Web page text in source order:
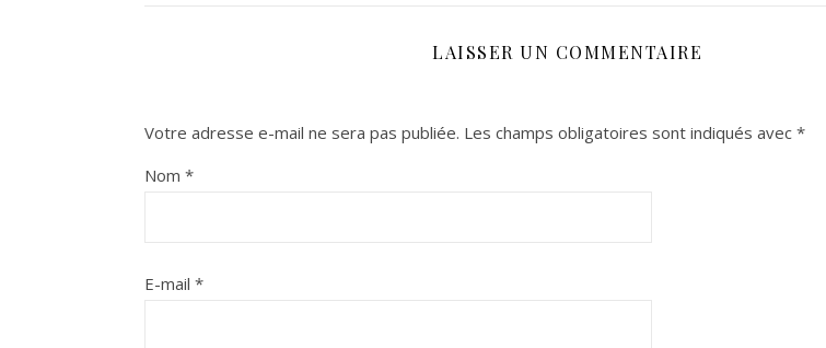
LAISSER UN COMMENTAIRE
Votre adresse e-mail ne sera pas publiée. Les champs obligatoires sont indiqués avec *
Nom *
E-mail *